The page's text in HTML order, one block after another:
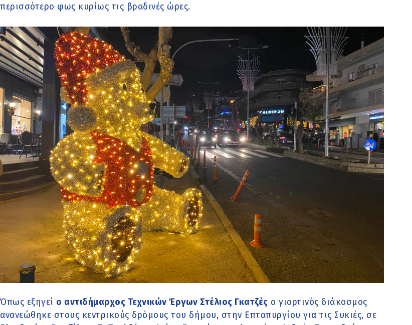
περισσότερο φως κυρίως τις βραδινές ώρες.
Όπως εξηγεί ο αντιδήμαρχος Τεχνικών Έργων Στέλιος Γκατζές ο γιορτινός διάκοσμος
ανανεώθηκε στους κεντρικούς δρόμους του δήμου, στην Επταπυργίου για τις Συκιές, σε